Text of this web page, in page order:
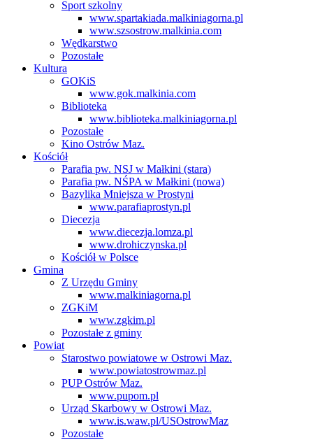
Sport szkolny
www.spartakiada.malkiniagorna.pl
www.szsostrow.malkinia.com
Wędkarstwo
Pozostałe
Kultura
GOKiS
www.gok.malkinia.com
Biblioteka
www.biblioteka.malkiniagorna.pl
Pozostałe
Kino Ostrów Maz.
Kościół
Parafia pw. NSJ w Małkini (stara)
Parafia pw. NŚPA w Małkini (nowa)
Bazylika Mniejsza w Prostyni
www.parafiaprostyn.pl
Diecezja
www.diecezja.lomza.pl
www.drohiczynska.pl
Kościół w Polsce
Gmina
Z Urzędu Gminy
www.malkiniagorna.pl
ZGKiM
www.zgkim.pl
Pozostałe z gminy
Powiat
Starostwo powiatowe w Ostrowi Maz.
www.powiatostrowmaz.pl
PUP Ostrów Maz.
www.pupom.pl
Urząd Skarbowy w Ostrowi Maz.
www.is.waw.pl/USOstrowMaz
Pozostałe